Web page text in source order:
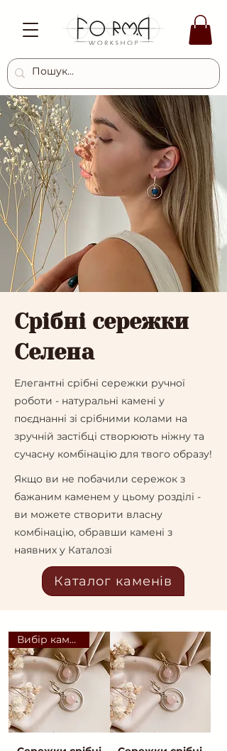
Срібні сережки
Селена
Елегантні срібні сережки ручної
роботи - натуральні камені у
поєднанні зі срібними колами на
зручній застібці створюють ніжну та
сучасну комбінацію для твого образу!
Якщо ви не побачили сережок з
бажаним каменем у цьому розділі -
ви можете створити власну
комбінацію, обравши камені з
наявних у Каталозі
Каталог каменів
Вибір каменю